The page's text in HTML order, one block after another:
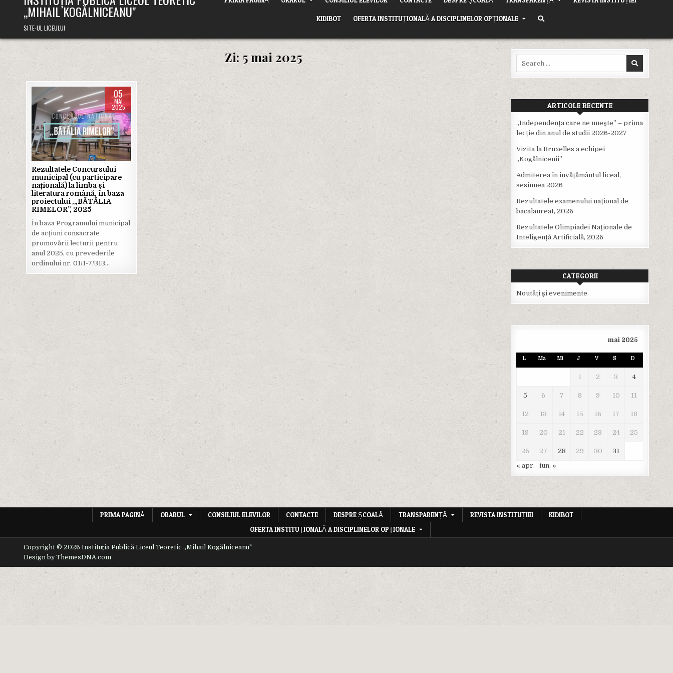
,,MIHAIL KOGĂLNICEANU"
SITE-UL LICEULUI
KIDIBOT OFERTA INSTITUȚIONALĂ A DISCIPLINELOR OPȚIONALE
Zi: 5 mai 2025
05
MAI
2025
Posted
in
Rezultatele Concursului
municipal (cu participare
națională) la limba şi
literatura română, în baza
proiectului ,„BĂTĂLIA
RIMELOR”, 2025
În baza Programului municipal
de acțiuni consacrate
promovării lecturii pentru
anul 2025, cu prevederile
ordinului nr. 01/1-7/313…
ARTICOLE RECENTE
,,Independența care ne unește” – prima
lecție din anul de studii 2026-2027
Vizita la Bruxelles a echipei
,,Kogălnicenii”
Admiterea în învățământul liceal,
sesiunea 2026
Rezultatele examenului național de
bacalaureat, 2026
Rezultatele Olimpiadei Naționale de
Inteligență Artificială, 2026
CATEGORII
Noutăți și evenimente
mai 2025
L Ma Mi J V S D
1 2 3 4
5 6 7 8 9 10 11
12 13 14 15 16 17 18
19 20 21 22 23 24 25
26 27 28 29 30
31
« apr.
iun. »
PRIMA PAGINĂ ORARUL CONSILIUL ELEVILOR CONTACTE DESPRE ȘCOALĂ TRANSPARENȚĂ REVISTA INSTITUȚIEI
KIDIBOT
OFERTA INSTITUȚIONALĂ A DISCIPLINELOR OPȚIONALE
Copyright © 2026 Instituția Publică Liceul Teoretic ,,Mihail Kogălniceanu"
Design by ThemesDNA.com